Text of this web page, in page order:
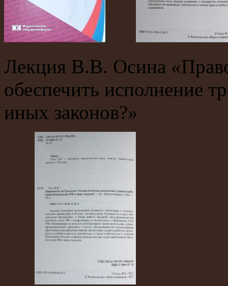
Лекция В.В. Осина
обеспечить исполнение
иных законов?»